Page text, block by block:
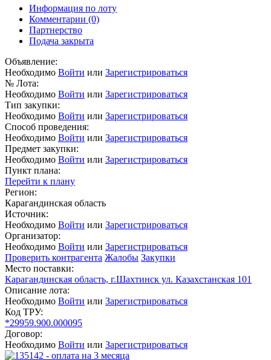
Информация по лоту
Комментарии (0)
Партнерство
Подача закрыта
Объявление:
Необходимо Войти или Зарегистрироваться
№ Лота:
Необходимо Войти или Зарегистрироваться
Тип закупки:
Необходимо Войти или Зарегистрироваться
Способ проведения:
Необходимо Войти или Зарегистрироваться
Предмет закупки:
Необходимо Войти или Зарегистрироваться
Пункт плана:
Перейти к плану
Регион:
Карагандинская область
Источник:
Необходимо Войти или Зарегистрироваться
Организатор:
Необходимо Войти или Зарегистрироваться
Проверить контрагента Жалобы Закупки
Место поставки:
Карагандинская область, г.Шахтинск ул. Казахстанская 101
Описание лота:
Необходимо Войти или Зарегистрироваться
Код ТРУ:
*29959.900.000095
Договор:
Необходимо Войти или Зарегистрироваться